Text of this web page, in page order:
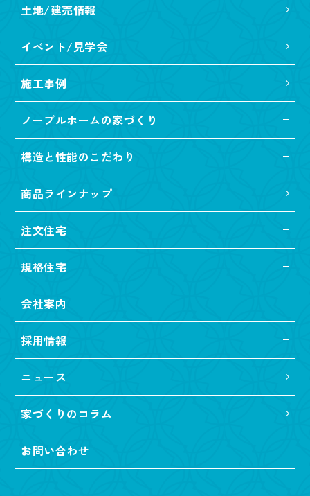
土地/建売情報
イベント/見学会
施工事例
ノーブルホームの家づくり
構造と性能のこだわり
商品ラインナップ
注文住宅
規格住宅
会社案内
採用情報
ニュース
家づくりのコラム
お問い合わせ